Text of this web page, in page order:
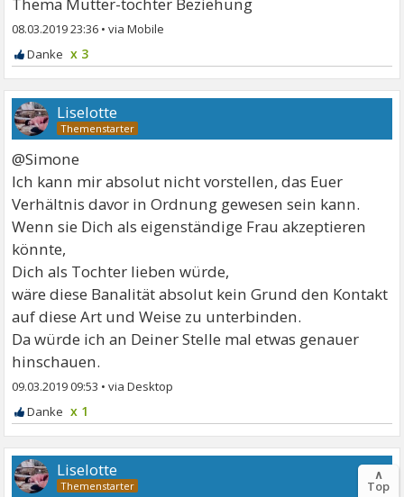
08.03.2019 23:36 •
x 3
Liselotte
@Simone
Ich kann mir absolut nicht vorstellen, das Euer
Verhältnis davor in Ordnung gewesen sein kann.
Wenn sie Dich als eigenständige Frau akzeptieren
könnte,
Dich als Tochter lieben würde,
wäre diese Banalität absolut kein Grund den Kontakt
auf diese Art und Weise zu unterbinden.
Da würde ich an Deiner Stelle mal etwas genauer
hinschauen.
09.03.2019 09:53 •
x 1
Liselotte ∧
Top